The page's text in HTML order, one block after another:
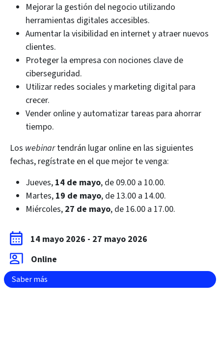
Mejorar la gestión del negocio utilizando
herramientas digitales accesibles.
Aumentar la visibilidad en internet y atraer nuevos
clientes.
Proteger la empresa con nociones clave de
ciberseguridad.
Utilizar redes sociales y marketing digital para
crecer.
Vender online y automatizar tareas para ahorrar
tiempo.
Los webinartendrán lugar online en las siguientes
fechas, regístrate en el que mejor te venga:
Jueves, 14 de mayo, de 09.00 a 10.00.
Martes, 19 de mayo, de 13.00 a 14.00.
Miércoles, 27 de mayo, de 16.00 a 17.00.
14 mayo 2026 - 27 mayo 2026
Online
Saber más